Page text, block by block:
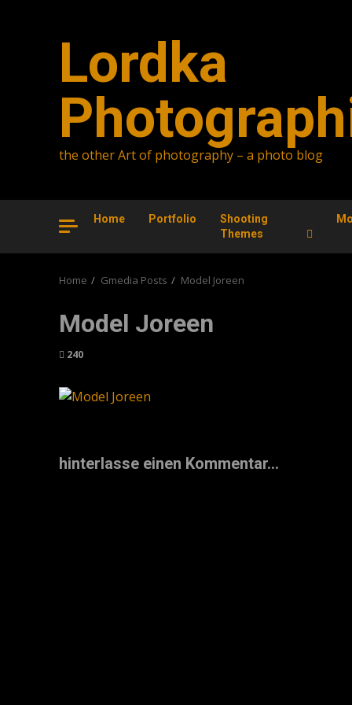
Lordka
the other Art of photography – a photo blog
Home Portfolio
Shooting
Themes
Home Gmedia Posts Model Joreen
Model Joreen
240
hinterlasse einen Kommentar...